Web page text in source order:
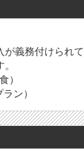
義務付けられ
）
ン）